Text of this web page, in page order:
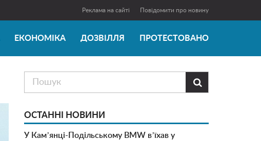
Реклама на сайті Повідомити про новину
ЕКОНОМІКА ДОЗВІЛЛЯ ПРОТЕСТОВАНО

ОСТАННІ НОВИНИ
У Камʼянці-Подільському BMW вʼїхав у